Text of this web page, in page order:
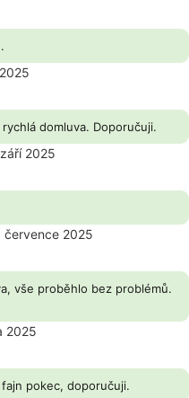
domluva. Doporučuji.
2025
července 2025
vše proběhlo bez problémů.
2025
pokec, doporučuji.